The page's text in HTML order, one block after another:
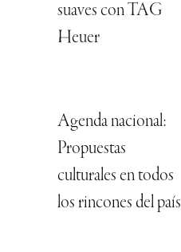
suaves con TAG
Heuer
Agenda nacional:
Propuestas
culturales en todos
los rincones del país